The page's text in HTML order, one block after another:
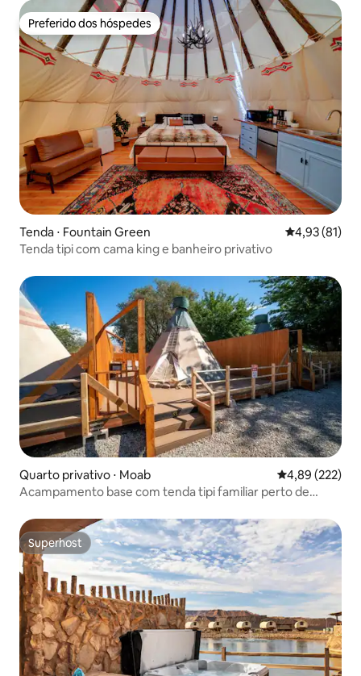
Preferido dos hóspedes
Preferido dos hóspedes
Tenda ⋅ Fountain Green 4,93 de uma
4,93 (81)
Tenda tipi com cama king e banheiro privativo
Quarto privativo ⋅ Moab 4,89 de uma
4,89 (222)
Acampamento base com tenda tipi familiar perto de
Superhost
Superhost